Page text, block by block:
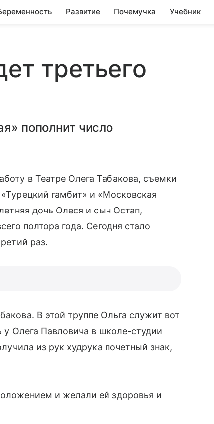
Развитие Почемучка Учебник
третьего
пополнит число
в Театре Олега Табакова, съемки
гамбит» и «Московская
дочь Олеся и сын Остап,
полтора года. Сегодня стало
раз.
В этой труппе Ольга служит вот
у Олега Павловича в школе-студии
из рук худрука почетный знак,
и желали ей здоровья и